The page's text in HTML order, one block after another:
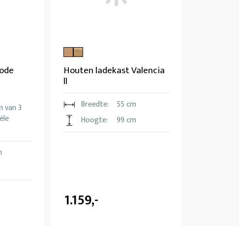
van 3
Houten ladekast Valencia
ll
Breedte:
55 cm
Hoogte:
99 cm
1.159,-